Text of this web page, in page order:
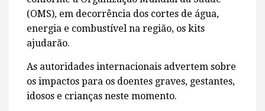
(OMS), em decorrência dos cortes de água,
energia e combustível na região, os kits
ajudarão.
As autoridades internacionais advertem sobre
os impactos para os doentes graves, gestantes,
idosos e crianças neste momento.